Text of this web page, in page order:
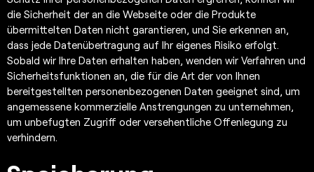
die Sicherheit der an die Webseite oder die Produkte
übermittelten Daten nicht garantieren, und Sie erkennen an,
dass jede Datenübertragung auf Ihr eigenes Risiko erfolgt.
Sobald wir Ihre Daten erhalten haben, wenden wir Verfahren und
Sicherheitsfunktionen an, die für die Art der von Ihnen
bereitgestellten personenbezogenen Daten geeignet sind, um
angemessene kommerzielle Anstrengungen zu unternehmen,
um unbefugten Zugriff oder versehentliche Offenlegung zu
verhindern.